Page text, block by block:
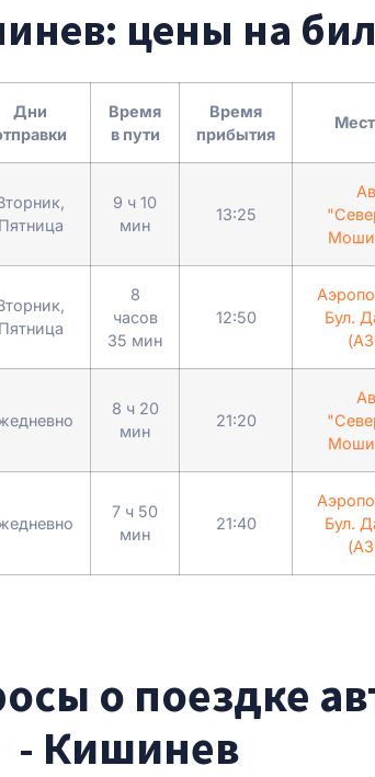
цены на
Дни
Время
в пути
Время
прибытия
Пятница
9 ч 10
мин
13:25
Пятница
8
часов
35 мин
12:50
Бул.
8 ч 20
мин
21:20
7 ч 50
мин
21:40
Бул.
о поездке
- Кишинев